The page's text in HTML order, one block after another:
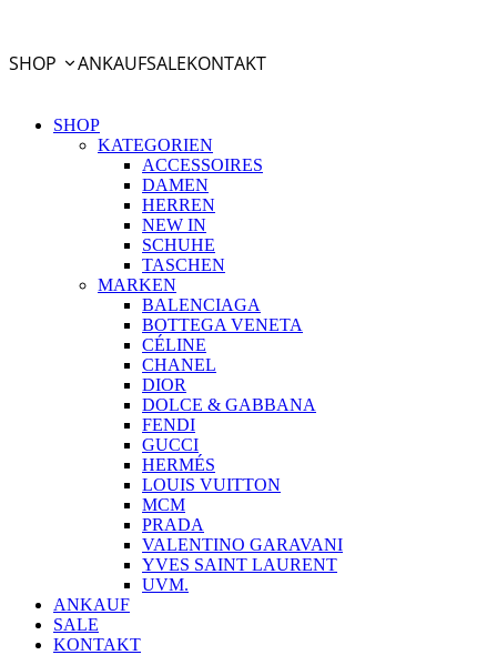
SHOP ANKAUFSALEKONTAKT
SHOP
KATEGORIEN
ACCESSOIRES
DAMEN
HERREN
NEW IN
SCHUHE
TASCHEN
MARKEN
BALENCIAGA
BOTTEGA VENETA
CÉLINE
CHANEL
DIOR
DOLCE & GABBANA
FENDI
GUCCI
HERMÉS
LOUIS VUITTON
MCM
PRADA
VALENTINO GARAVANI
YVES SAINT LAURENT
UVM.
ANKAUF
SALE
KONTAKT